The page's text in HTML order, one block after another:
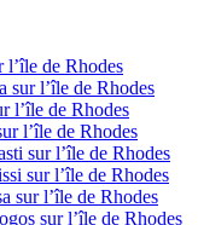
de Rhodes
sur l’île de Rhodes
l’île de Rhodes
l’île de Rhodes
sur l’île de Rhodes
sur l’île de Rhodes
sur l’île de Rhodes
sur l’île de Rhodes